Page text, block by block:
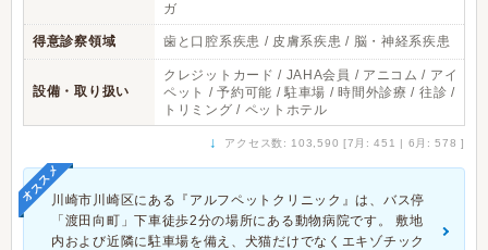
ガ
得意診察領域 歯と口腔系疾患 / 皮膚系疾患 / 脳・神経系疾患
設備・取り扱い
クレジットカード / JAHA会員 / アニコム / アイ
ペット / 予約可能 / 駐車場 / 時間外診療 / 往診 /
トリミング / ペットホテル
↓ アクセス数: 103,590 [7月: 451 | 6月: 578 ]
オススメ川崎市川崎区にある『アルフペットクリニック』は、バス停
「渡田向町」下車徒歩2分の場所にある動物病院です。 敷地
内および近隣に駐車場を備え、犬猫だけでなくエキゾチック